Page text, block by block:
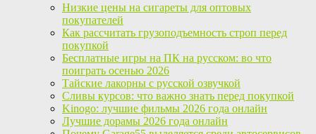
Низкие цены на сигареты для оптовых
покупателей
Как рассчитать грузоподъемность строп перед
покупкой
Бесплатные игры на ПК на русском: во что
поиграть осенью 2026
Тайские лакорны с русской озвучкой
Сливы курсов: что важно знать перед покупкой
Kinogo: лучшие фильмы 2026 года онлайн
Лучшие дорамы 2026 года онлайн